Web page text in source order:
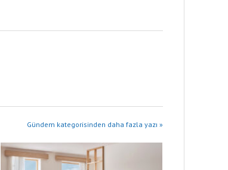
Gündem kategorisinden daha fazla yazı »